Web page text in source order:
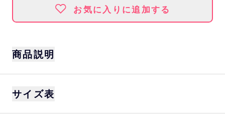
お気に入りに追加する
商品説明
催に合わせ、スペシャルタッグを記念したオ
サイズ表